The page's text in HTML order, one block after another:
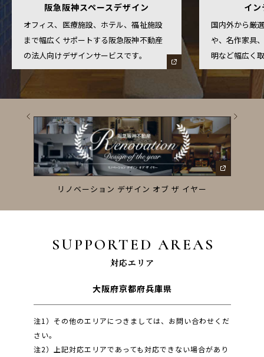
阪急阪神スペースデザイン
オフィス、医療施設、ホテル、福祉施設
まで幅広くサポートする阪急阪神不動産
の法人向けデザインサービスです。
イ
国内外から厳
や、名作家具
明など幅広く
リノベーション デザイン オブ ザ イヤー
SUPPORTED AREAS
対応エリア
大阪府京都府兵庫県
注1）その他のエリアにつきましては、お問い合わせくだ
さい。
注2）上記対応エリアであっても対応できない場合があり